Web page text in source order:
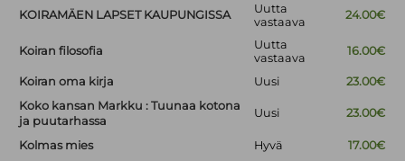
KOIRAMÄEN LAPSET KAUPUNGISSA
Uutta
vastaava
24.00€
Koiran filosofia
Uutta
vastaava
16.00€
Koiran oma kirja Uusi
23.00€
Koko kansan Markku : Tuunaa kotona
ja puutarhassa
Uusi 23.00€
Kolmas mies Hyvä 17.00€